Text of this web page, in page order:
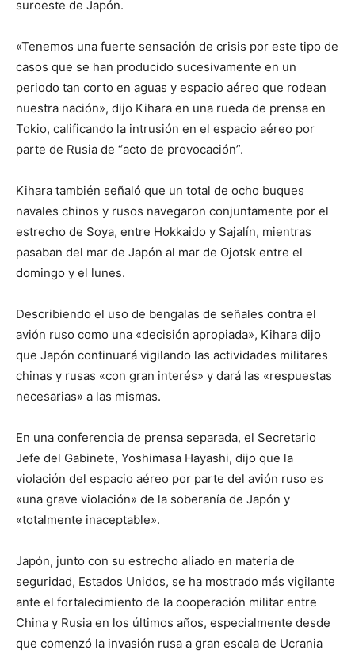
suroeste de Japón.
«Tenemos una fuerte sensación de crisis por este tipo de
casos que se han producido sucesivamente en un
periodo tan corto en aguas y espacio aéreo que rodean
nuestra nación», dijo Kihara en una rueda de prensa en
Tokio, calificando la intrusión en el espacio aéreo por
parte de Rusia de “acto de provocación”.
Kihara también señaló que un total de ocho buques
navales chinos y rusos navegaron conjuntamente por el
estrecho de Soya, entre Hokkaido y Sajalín, mientras
pasaban del mar de Japón al mar de Ojotsk entre el
domingo y el lunes.
Describiendo el uso de bengalas de señales contra el
avión ruso como una «decisión apropiada», Kihara dijo
que Japón continuará vigilando las actividades militares
chinas y rusas «con gran interés» y dará las «respuestas
necesarias» a las mismas.
En una conferencia de prensa separada, el Secretario
Jefe del Gabinete, Yoshimasa Hayashi, dijo que la
violación del espacio aéreo por parte del avión ruso es
«una grave violación» de la soberanía de Japón y
«totalmente inaceptable».
Japón, junto con su estrecho aliado en materia de
seguridad, Estados Unidos, se ha mostrado más vigilante
ante el fortalecimiento de la cooperación militar entre
China y Rusia en los últimos años, especialmente desde
que comenzó la invasión rusa a gran escala de Ucrania